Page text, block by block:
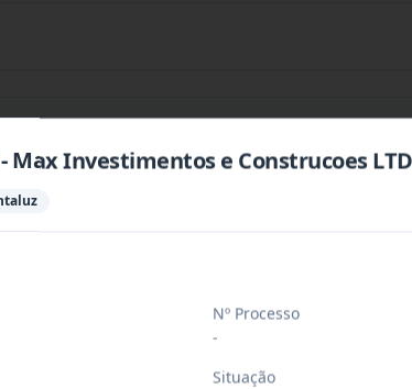
e Construcoes LTDA ME
e Servico LTDA
Max Investimentos e Construcoes
Nº Processo
-
Situação